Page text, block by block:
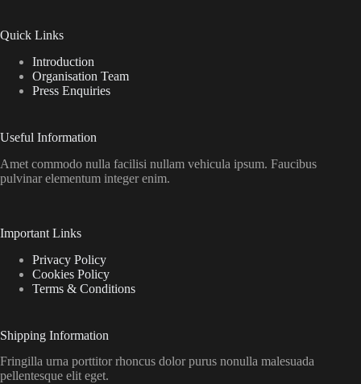
Quick Links
Introduction
Organisation Team
Press Enquiries
Useful Information
Amet commodo nulla facilisi nullam vehicula ipsum. Faucibus
pulvinar elementum integer enim.
Important Links
Privacy Policy
Cookies Policy
Terms & Conditions
Shipping Information
Fringilla urna porttitor rhoncus dolor purus nonulla malesuada
pellentesque elit eget.